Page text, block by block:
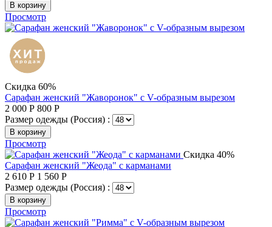
В корзину
Просмотр
Скидка 60%
Сарафан женский "Жаворонок" с V-образным вырезом
2 000 Р 800 Р
Размер одежды (Россия) :
В корзину
Просмотр
Скидка 40%
Сарафан женский "Жеода" с карманами
2 610 Р 1 560 Р
Размер одежды (Россия) :
В корзину
Просмотр